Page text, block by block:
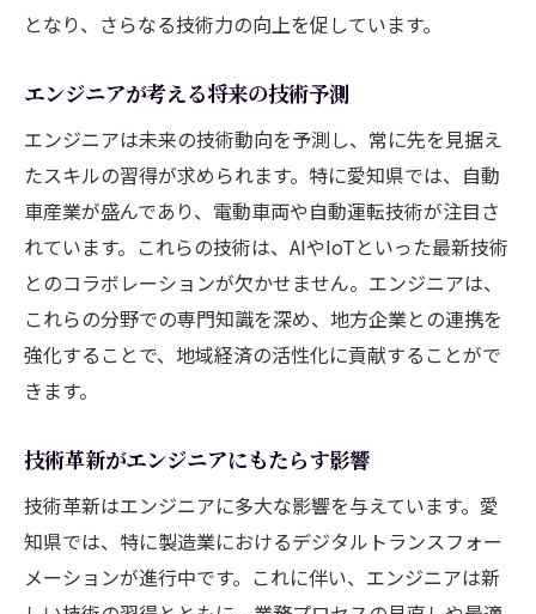
となり、さらなる技術力の向上を促しています。
エンジニアが考える将来の技術予測
エンジニアは未来の技術動向を予測し、常に先を見据え
たスキルの習得が求められます。特に愛知県では、自動
車産業が盛んであり、電動車両や自動運転技術が注目さ
れています。これらの技術は、AIやIoTといった最新技術
とのコラボレーションが欠かせません。エンジニアは、
これらの分野での専門知識を深め、地方企業との連携を
強化することで、地域経済の活性化に貢献することがで
きます。
技術革新がエンジニアにもたらす影響
技術革新はエンジニアに多大な影響を与えています。愛
知県では、特に製造業におけるデジタルトランスフォー
メーションが進行中です。これに伴い、エンジニアは新